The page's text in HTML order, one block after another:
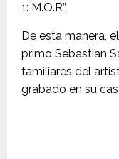
1: M.O.R”.
De esta manera, el
primo Sebastian
familiares del
grabado en su